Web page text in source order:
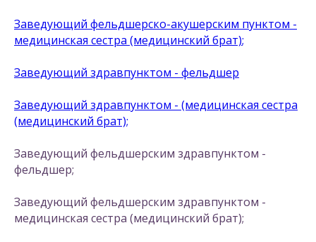
Заведующий фельдшерско-акушерским пунктом -
медицинская сестра (медицинский брат);
Заведующий здравпунктом - фельдшер
Заведующий здравпунктом - (медицинская сестра
(медицинский брат);
Заведующий фельдшерским здравпунктом -
фельдшер;
Заведующий фельдшерским здравпунктом -
медицинская сестра (медицинский брат);